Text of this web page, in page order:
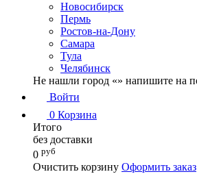
Новосибирск
Пермь
Ростов-на-Дону
Самара
Тула
Челябинск
Не нашли город «» напишите на
Войти
0 Корзина
Итого
без доставки
0 руб
Очистить корзину Оформить заказ